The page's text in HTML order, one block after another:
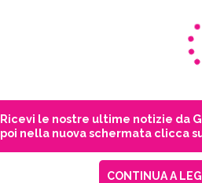
Ricevi le nostre ultime notizie da
poi nella nuova schermata clicca
CONTINUA A